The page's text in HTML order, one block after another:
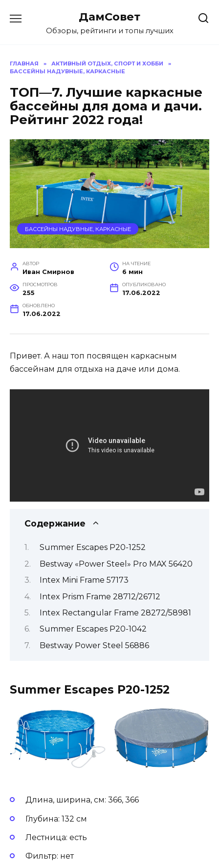
содержанию
ДамСовет
Обзоры, рейтинги и топы лучших
ГЛАВНАЯ » АКТИВНЫЙ ОТДЫХ, СПОРТ И ХОББИ
»
БАССЕЙНЫ НАДУВНЫЕ, КАРКАСНЫЕ
ТОП—7. Лучшие каркасные
бассейны для дома и дачи.
Рейтинг 2022 года!
БАССЕЙНЫ НАДУВНЫЕ, КАРКАСНЫЕ
АВТОР
Иван Смирнов
НА ЧТЕНИЕ
6 мин
ПРОСМОТРОВ
255
ОПУБЛИКОВАНО
17.06.2022
ОБНОВЛЕНО
17.06.2022
Привет. А наш топ посвящен каркасным
бассейнам для отдыха на даче или дома.
Содержание
Summer Escapes P20-1252
Bestway «Power Steel» Pro MAX 56420
Intex Mini Frame 57173
Intex Prism Frame 28712/26712
Intex Rectangular Frame 28272/58981
Summer Escapes P20-1042
Bestway Power Steel 56886
Summer Escapes P20-1252
Длина, ширина, см: 366, 366
Глубина: 132 см
Лестница: есть
Фильтр: нет